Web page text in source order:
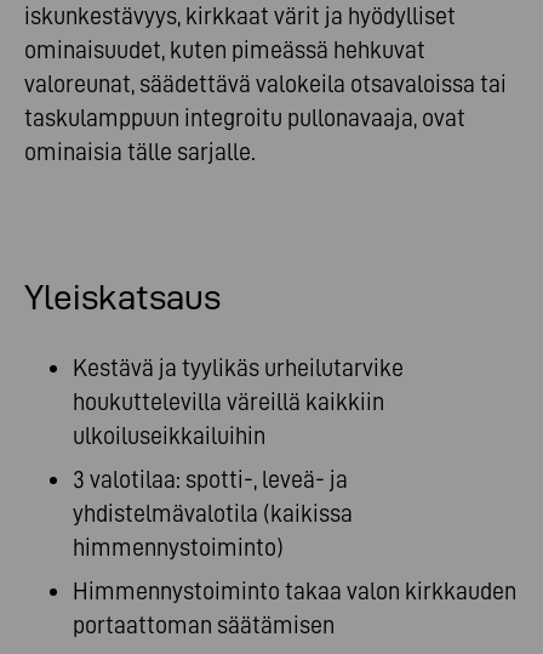
iskunkestävyys, kirkkaat värit ja hyödylliset
ominaisuudet, kuten pimeässä hehkuvat
valoreunat, säädettävä valokeila otsavaloissa tai
taskulamppuun integroitu pullonavaaja, ovat
ominaisia tälle sarjalle.
Yleiskatsaus
Kestävä ja tyylikäs urheilutarvike
houkuttelevilla väreillä kaikkiin
ulkoiluseikkailuihin
3 valotilaa: spotti-, leveä- ja
yhdistelmävalotila (kaikissa
himmennystoiminto)
Himmennystoiminto takaa valon kirkkauden
portaattoman säätämisen